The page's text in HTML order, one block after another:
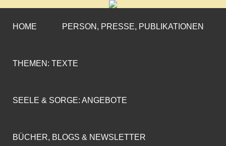
CORNELIA COENEN-
MARX
»ENGAGEMENT MIT PROFIL«
HOME PERSON, PRESSE, PUBLIKATIONEN
THEMEN: TEXTE
SEELE & SORGE: ANGEBOTE
BÜCHER, BLOGS & NEWSLETTER